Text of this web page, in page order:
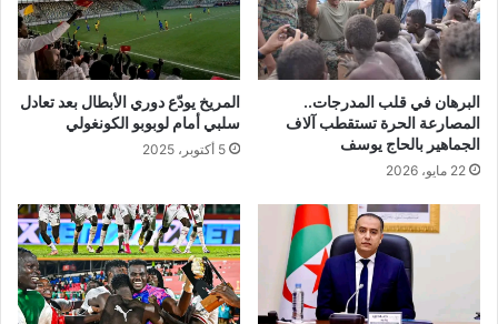
البرهان في قلب المدرجات..
المصارعة الحرة تستقطب آلاف
الجماهير بالحاج يوسف
22 مايو، 2026
المريخ يودّع دوري الأبطال بعد تعادل
سلبي أمام لوبوبو الكونغولي
5 أكتوبر، 2025